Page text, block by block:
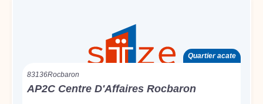
Quartier acate
83136Rocbaron
AP2C Centre D'Affaires Rocbaron